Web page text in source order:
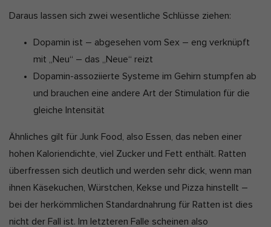
Daraus lassen sich zwei wesentliche Schlüsse ziehen:
Dopamin ist – abgesehen vom Sex – eng verknüpft
mit „Neu“ – das „Neue“ reizt
Dopamin-assoziierte Systeme im Gehirn stumpfen ab
und brauchen eine andere Art der Stimulation für die
gleiche Intensität
Ähnliches gilt für Junk Food, also Essen, das neben einer
hohen Kaloriendichte, viel Zucker und Fett enthält. Ratten
überfressen sich deutlich und werden sehr dick, wenn man
ihnen Käsekuchen, Würstchen, Kekse und Pizza hinstellt –
bei der herkömmlichen Standardnahrung für Ratten ist dies
nicht der Fall ist. Im letzteren Falle scheinen also